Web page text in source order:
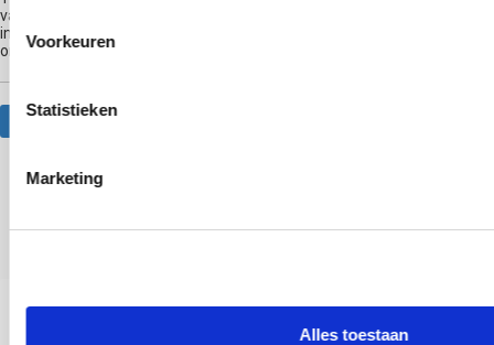
Voorkeuren
Statistieken
Marketing
Alles toestaan
van Nederland en geeft al jaren hypnose trainingen. Hij was de eerste
in Nederland die moderne hypnotherapie via livestream ging
onderwijzen.